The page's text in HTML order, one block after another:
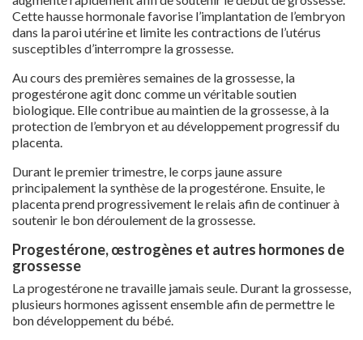
Cette hausse hormonale favorise l’implantation de l’embryon
dans la paroi utérine et limite les contractions de l’utérus
susceptibles d’interrompre la grossesse.
Au cours des premières semaines de la grossesse, la
progestérone agit donc comme un véritable soutien
biologique. Elle contribue au maintien de la grossesse, à la
protection de l’embryon et au développement progressif du
placenta.
Durant le premier trimestre, le corps jaune assure
principalement la synthèse de la progestérone. Ensuite, le
placenta prend progressivement le relais afin de continuer à
soutenir le bon déroulement de la grossesse.
Progestérone, œstrogènes et autres hormones de
grossesse
La progestérone ne travaille jamais seule. Durant la grossesse,
plusieurs hormones agissent ensemble afin de permettre le
bon développement du bébé.